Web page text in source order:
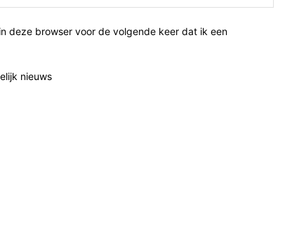
deze browser voor de volgende keer dat ik een
nieuws